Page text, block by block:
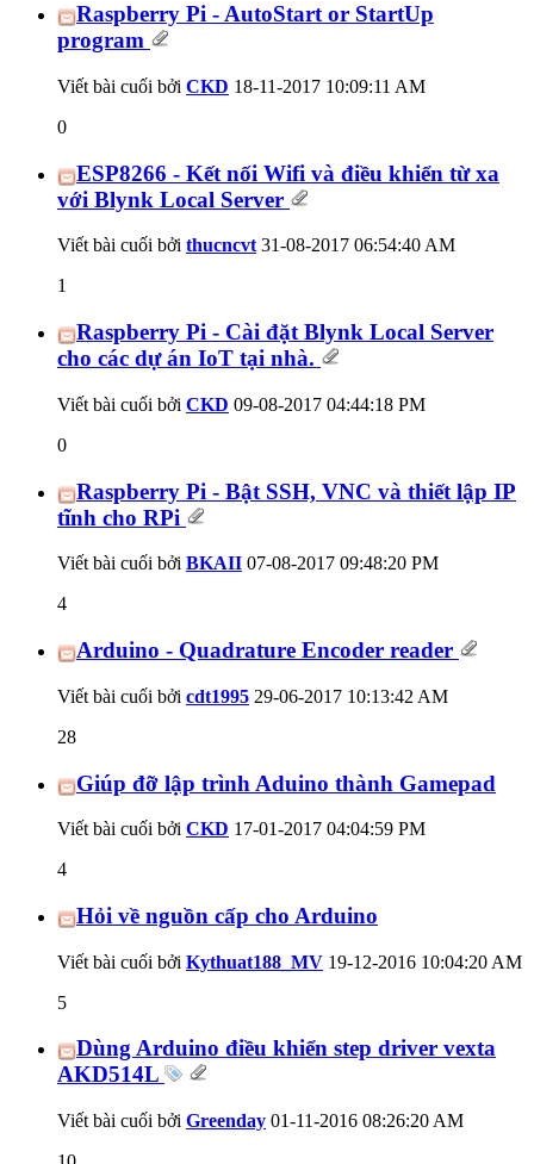
Raspberry Pi - AutoStart or StartUp
program
Viết bài cuối bởi CKD 18-11-2017 10:09:11 AM
0
ESP8266 - Kết nối Wifi và điều khiển từ xa
với Blynk Local Server
Viết bài cuối bởi thucncvt31-08-2017 06:54:40 AM
1
Raspberry Pi - Cài đặt Blynk Local Server
cho các dự án IoT tại nhà.
Viết bài cuối bởi CKD 09-08-2017 04:44:18 PM
0
Raspberry Pi - Bật SSH, VNC và thiết lập IP
tĩnh cho RPi
Viết bài cuối bởi BKAII 07-08-2017 09:48:20 PM
4
Arduino - Quadrature Encoder reader
Viết bài cuối bởi cdt1995 29-06-2017 10:13:42 AM
28
Giúp đỡ lập trình Aduino thành Gamepad
Viết bài cuối bởi CKD 17-01-2017 04:04:59 PM
4
Hỏi về nguồn cấp cho Arduino
Viết bài cuối bởi Kythuat188_MV 19-12-2016 10:04:20 AM
5
Dùng Arduino điều khiển step driver vexta
AKD514L
Viết bài cuối bởi Greenday 01-11-2016 08:26:20 AM